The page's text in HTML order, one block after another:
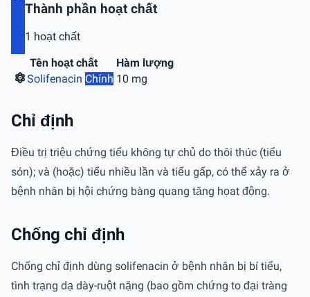
Thành phần hoạt chất
1 hoạt chất
Tên hoạt chất
Hàm lượng
Solifenacin Chính 10 mg
Chỉ định
Điều trị triệu chứng tiểu không tự chủ do thôi thúc (tiểu
són); và (hoặc) tiểu nhiều lần và tiểu gấp, có thể xảy ra ở
bệnh nhân bị hội chứng bàng quang tăng họat động.
Chống chỉ định
Chống chỉ định dùng solifenacin ở bệnh nhân bị bí tiểu,
tình trạng dạ dày-ruột nặng (bao gồm chứng to đại tràng